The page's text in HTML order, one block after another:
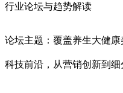
行业论坛与趋势解读
论坛主题：覆盖养生大健
科技前沿，从营销创新到细